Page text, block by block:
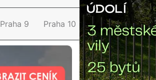
Praha 9 Praha 10